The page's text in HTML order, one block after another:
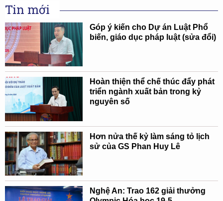
Tin mới
Góp ý kiến cho Dự án Luật Phổ
biến, giáo dục pháp luật (sửa đổi)
Hoàn thiện thể chế thúc đẩy phát
triển ngành xuất bản trong kỷ
nguyên số
Hơn nửa thế kỷ làm sáng tỏ lịch
sử của GS Phan Huy Lê
Nghệ An: Trao 162 giải thưởng